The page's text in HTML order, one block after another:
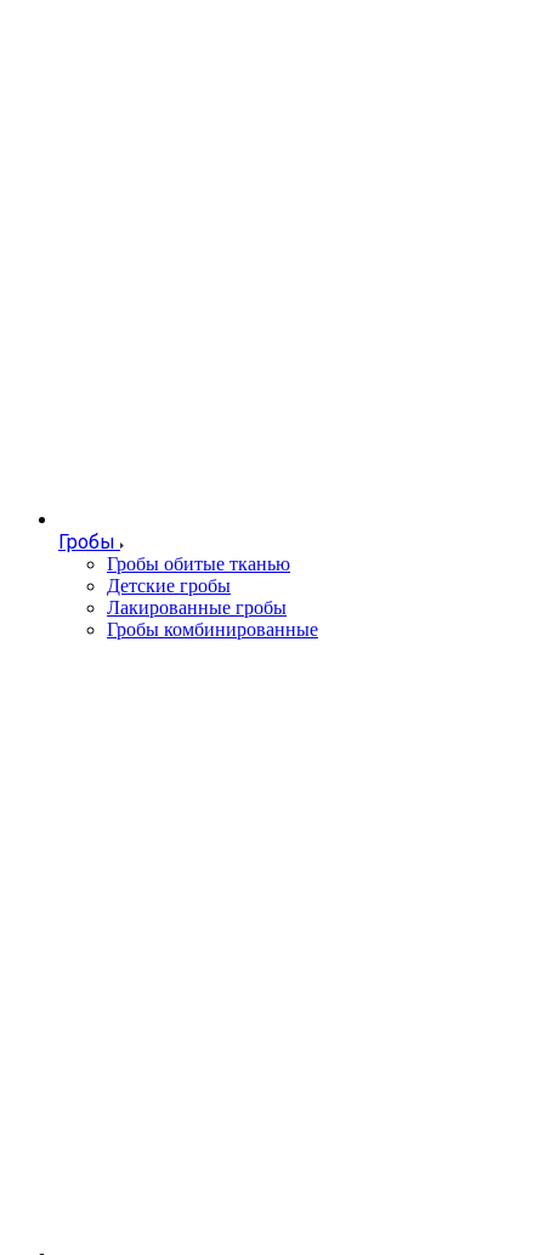
Гробы
Гробы обитые тканью
Детские гробы
Лакированные гробы
Гробы комбинированные